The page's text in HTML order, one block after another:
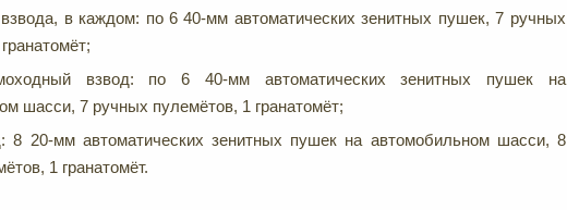
в каждом: по 6 40-мм автоматических зенитных пушек, 7 ручных
взвод: по 6 40-мм автоматических зенитных пушек на
шасси, 7 ручных пулемётов, 1 гранатомёт;
8 20-мм автоматических зенитных пушек на автомобильном шасси, 8
1 гранатомёт.